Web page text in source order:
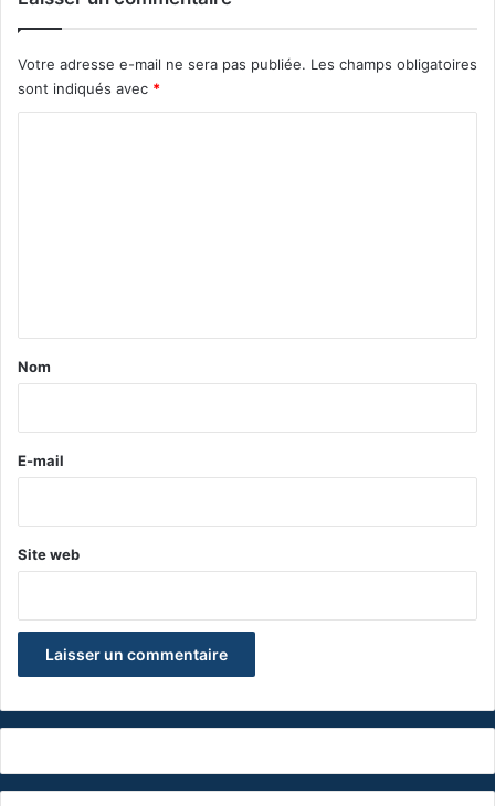
Votre adresse e-mail ne sera pas publiée. Les champs obligatoires
sont indiqués avec *
a
e
Nom
E-mail
Site web